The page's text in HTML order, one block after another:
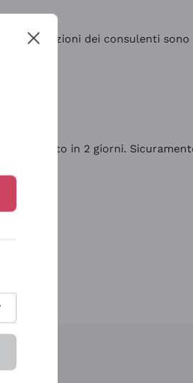
indicazioni dei consulenti sono
arrivato in 2 giorni.